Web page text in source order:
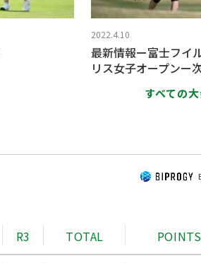
2022.4.10
最新情報ー富士フイ
リス女子オープンー
すべての
R3 TOTAL POINTS